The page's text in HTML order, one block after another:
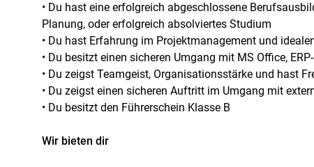
• Du hast eine erfolgreich abgeschlossene
Planung, oder erfolgreich absolviertes Studium
• Du hast Erfahrung im Projektmanagement und
• Du besitzt einen sicheren Umgang mit MS Office,
• Du zeigst Teamgeist, Organisationsstärke und hast
• Du zeigst einen sicheren Auftritt im Umgang mit
• Du besitzt den Führerschein Klasse B
Wir bieten dir